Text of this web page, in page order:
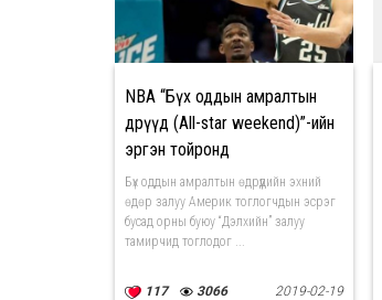
NBA “Бүх оддын амралтын
өдрүүд (All-star weekend)”-ийн
эргэн тойронд
Бүх оддын амралтын өдрүүдийн эхний
өдөр залуу Америк тоглогчдын эсрэг
бусад орны буюу “Дэлхийн” залуу
тамирчид тоглодог ...
117 3066 2019-02-19